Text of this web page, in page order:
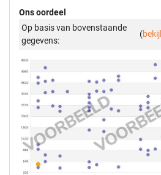
Ons oordeel
Op basis van bovenstaande
gegevens:
(